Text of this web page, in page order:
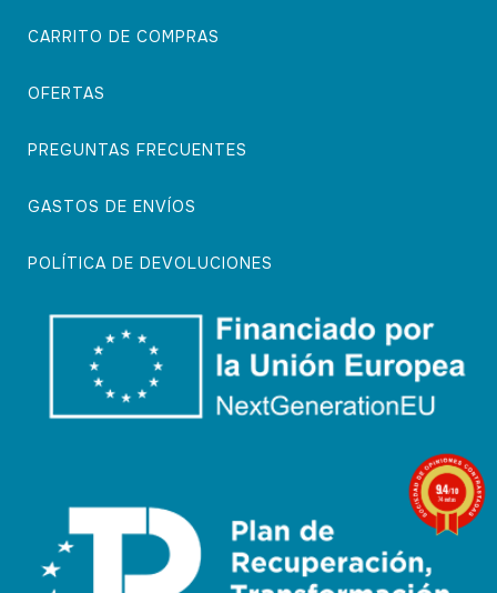
CARRITO DE COMPRAS
OFERTAS
PREGUNTAS FRECUENTES
GASTOS DE ENVÍOS
POLÍTICA DE DEVOLUCIONES
9.4/10
74 notas